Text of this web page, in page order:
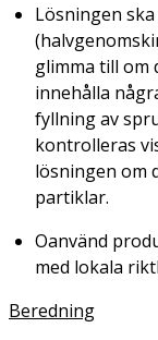
Lösningen
glimma till om
innehålla
fyllning av
kontrolleras
lösningen om
partiklar.
Oanvänd
med lokala
Beredning